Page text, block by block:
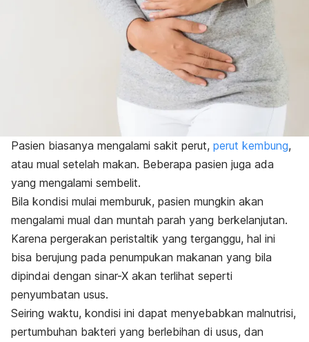
Pasien biasanya mengalami sakit perut, perut kembung,
atau mual setelah makan. Beberapa pasien juga ada
yang mengalami sembelit.
Bila kondisi mulai memburuk, pasien mungkin akan
mengalami mual dan muntah parah yang berkelanjutan.
Karena pergerakan peristaltik yang terganggu, hal ini
bisa berujung pada penumpukan makanan yang bila
dipindai dengan sinar-X akan terlihat seperti
penyumbatan usus.
Seiring waktu, kondisi ini dapat menyebabkan malnutrisi,
pertumbuhan bakteri yang berlebihan di usus, dan